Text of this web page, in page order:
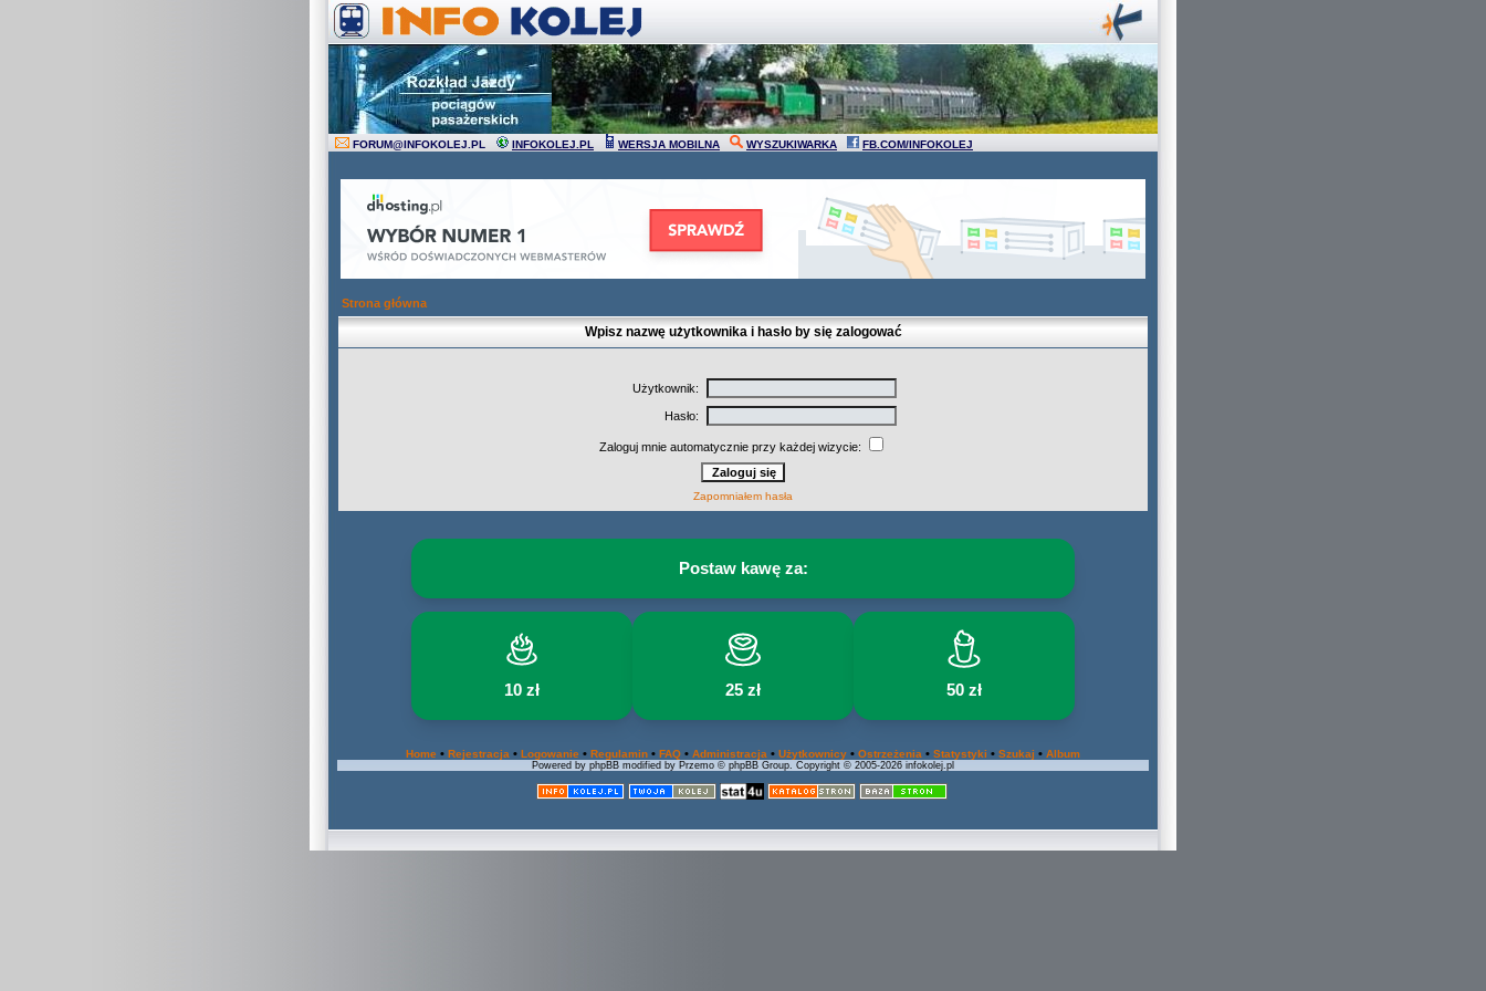
FORUM@INFOKOLEJ.PL INFOKOLEJ.PL WERSJA MOBILNA WYSZUKIWARKA FB.COM/INFOKOLEJ
Strona główna
Wpisz nazwę użytkownika i hasło by się zalogować
Użytkownik:
Hasło:
Zaloguj mnie automatycznie przy każdej wizycie:
Zapomniałem hasła
Postaw kawę za:
10 zł 25 zł 50 zł
Home • Rejestracja • Logowanie • Regulamin • FAQ • Administracja • Użytkownicy • Ostrzeżenia • Statystyki • Szukaj • Album
Powered by phpBB modified by Przemo © phpBB Group. Copyright © 2005-2026 infokolej.pl